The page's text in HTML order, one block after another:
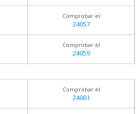
Comprobar el
24057
Comprobar el
24059
Comprobar el
24061